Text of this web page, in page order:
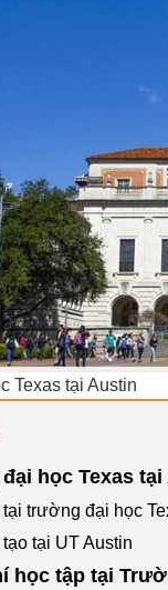
Texas tại Austin
học Texas tại
trường đại học
tại UT Austin
học tập tại